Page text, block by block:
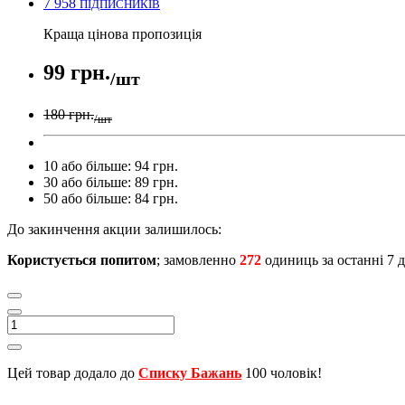
ПІДПИСНИКІВ
Краща цінова пропозиція
99 грн./шт
180 грн./шт
10 або більше: 94 грн.
30 або більше: 89 грн.
50 або більше: 84 грн.
До закинчення акции залишилось:
Користується попитом; замовленно 272 одиниць за останні 7
Цей товар додало до Списку Бажань 100 чоловік!